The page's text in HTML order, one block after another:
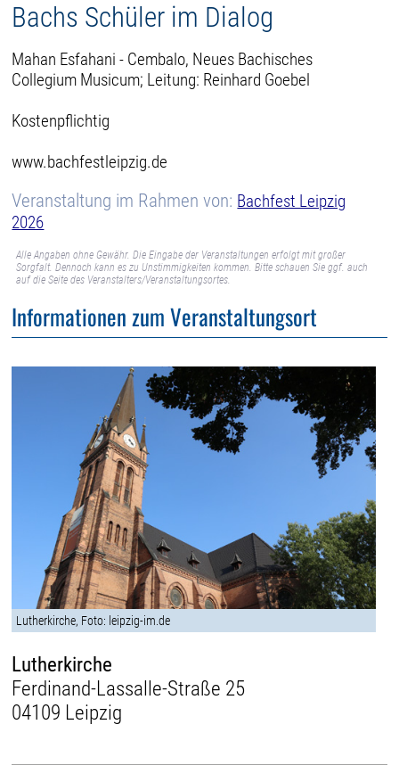
Bachs Schüler im Dialog
Mahan Esfahani - Cembalo, Neues Bachisches
Collegium Musicum; Leitung: Reinhard Goebel
Kostenpflichtig
www.bachfestleipzig.de
Veranstaltung im Rahmen von: Bachfest Leipzig
2026
Alle Angaben ohne Gewähr. Die Eingabe der Veranstaltungen erfolgt mit großer
Sorgfalt. Dennoch kann es zu Unstimmigkeiten kommen. Bitte schauen Sie ggf. auch
auf die Seite des Veranstalters/Veranstaltungsortes.
Informationen zum Veranstaltungsort
Lutherkirche, Foto: leipzig-im.de
Lutherkirche
Ferdinand-Lassalle-Straße 25
04109 Leipzig